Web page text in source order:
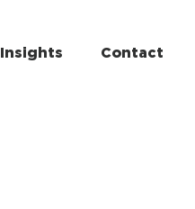
Insights Contact